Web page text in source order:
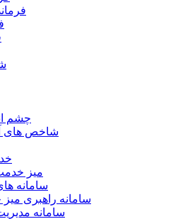
چشم
شاخص های
میز
سامانه
سامانه راهبری
سامانه